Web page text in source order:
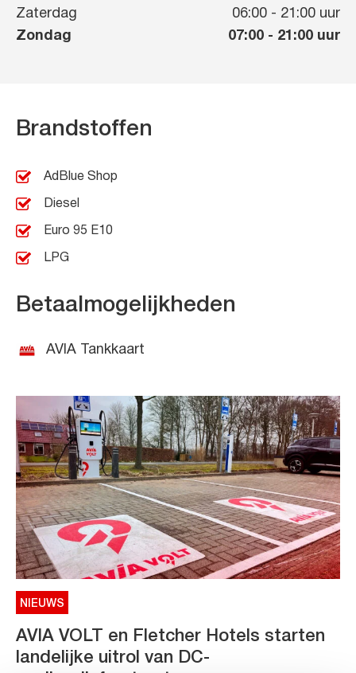
Zaterdag
06:00 - 21:00 uur
Zondag
07:00 - 21:00 uur
Brandstoffen
AdBlue Shop
Diesel
Euro 95 E10
LPG
Betaalmogelijkheden
AVIA Tankkaart
NIEUWS
AVIA VOLT en Fletcher Hotels starten
landelijke uitrol van DC-